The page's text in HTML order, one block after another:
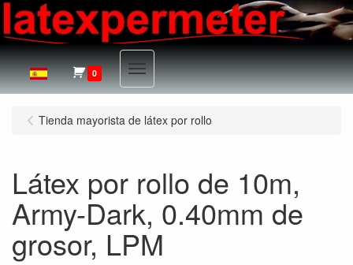
0 Menu
Tienda mayorista de látex por rollo
Látex por rollo de 10m,
Army-Dark, 0.40mm de
grosor, LPM